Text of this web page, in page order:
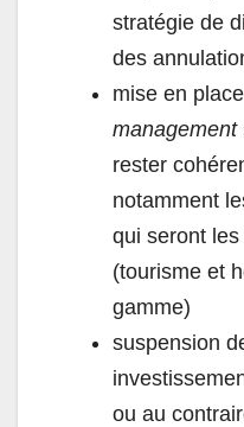
stratégie de
des
mise en
management
rester
notamment
qui seront
(tourisme et
gamme)
suspension
ou au